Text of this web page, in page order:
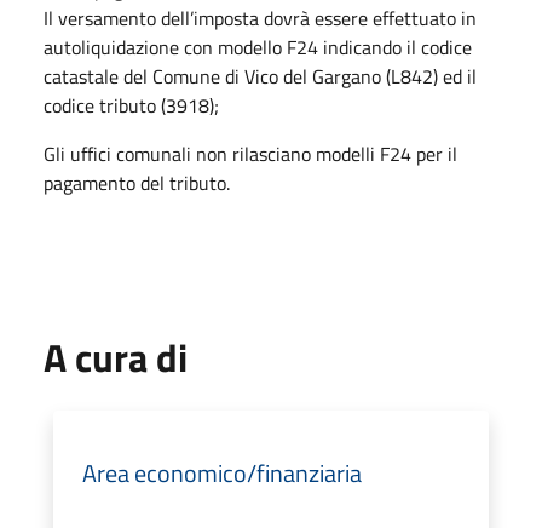
Il versamento dell’imposta dovrà essere effettuato in
autoliquidazione con modello F24 indicando il codice
catastale del Comune di Vico del Gargano (L842) ed il
codice tributo (3918);
Gli uffici comunali non rilasciano modelli F24 per il
pagamento del tributo.
A cura di
Area economico/finanziaria